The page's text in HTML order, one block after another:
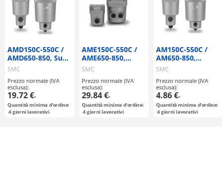
AMD150C-550C /
AMD650-850, Sub-
microfiltro
SMC
Prezzo normale (IVA
esclusa):
19.72 €-
Quantità minima d'ordine:
4giorni lavorativi
AME150C-550C /
AME650-850,
Super Microfiltro
Nuovo modello
SMC
Prezzo normale (IVA
esclusa):
29.84 €-
Quantità minima d'ordine:
4giorni lavorativi
AM150C-550C /
AM650-850,
Microfiltro
SMC
Prezzo normale (IVA
esclusa):
4.86 €-
Quantità minima d'ordine:
4giorni lavorativi